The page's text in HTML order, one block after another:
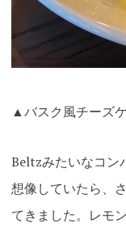
▲バスク風チーズケ
Beltzみたいなコン
想像していたら、
てきました。レモ